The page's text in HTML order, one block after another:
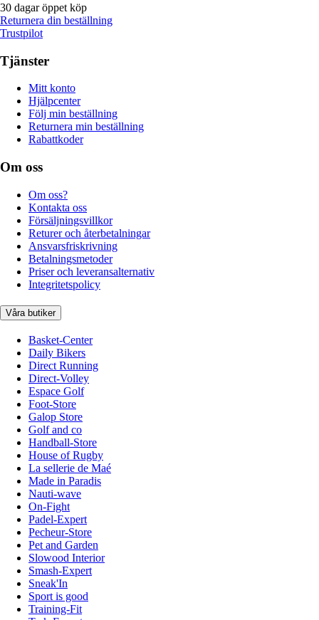
30 dagar öppet köp
Returnera din beställning
Trustpilot
Tjänster
Mitt konto
Hjälpcenter
Följ min beställning
Returnera min beställning
Rabattkoder
Om oss
Om oss?
Kontakta oss
Försäljningsvillkor
Returer och återbetalningar
Ansvarsfriskrivning
Betalningsmetoder
Priser och leveransalternativ
Integritetspolicy
Våra butiker
Basket-Center
Daily Bikers
Direct Running
Direct-Volley
Espace Golf
Foot-Store
Galop Store
Golf and co
Handball-Store
House of Rugby
La sellerie de Maé
Made in Paradis
Nauti-wave
On-Fight
Padel-Expert
Pecheur-Store
Pet and Garden
Slowood Interior
Smash-Expert
Sneak'In
Sport is good
Training-Fit